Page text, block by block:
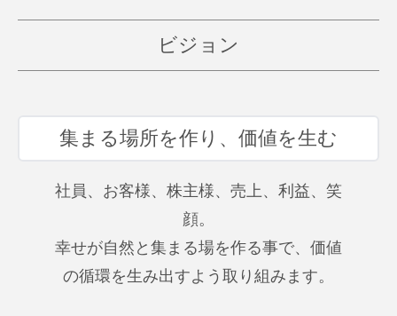
ビジョン
集まる場所を作り、価値を生む
社員、お客様、株主様、売上、利益、笑
顔。
幸せが自然と集まる場を作る事で、価値
の循環を生み出すよう取り組みます。